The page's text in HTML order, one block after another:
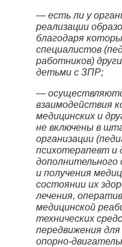
— есть ли у
реализации
благодаря
специалистов
работников)
детьми с ЗПР;
—
взаимодействия
медицинских и
не включены в
организации
психотерапевт и
дополнительного
и получения
состоянии их
лечения,
медицинской
технических
передвижения
опорно-